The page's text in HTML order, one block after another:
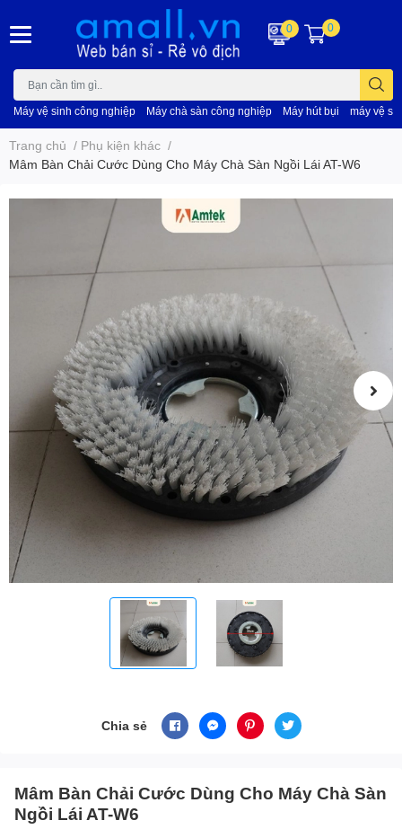
Máy vệ sinh công nghiệp Máy chà sàn công nghiệp Máy hút bụi máy vệ
0 0
Trang chủ / Phụ kiện khác /
Mâm Bàn Chải Cước Dùng Cho Máy Chà Sàn Ngồi Lái AT-W6
Chia sẻ
Mâm Bàn Chải Cước Dùng Cho Máy Chà Sàn
Ngồi Lái AT-W6